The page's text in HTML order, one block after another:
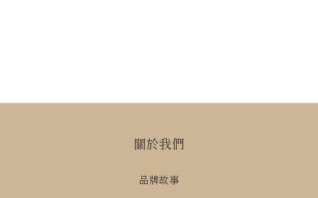
關於我們
品牌故事